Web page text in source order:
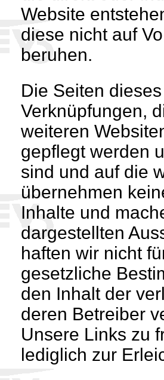
Website
diese nicht auf
beruhen.
Die Seiten
Verknüpfungen,
weiteren
gepflegt werden
sind und auf die
übernehmen
Inhalte und
dargestellten
haften wir nicht
gesetzliche
den Inhalt der
deren Betreiber
Unsere Links zu
lediglich zur